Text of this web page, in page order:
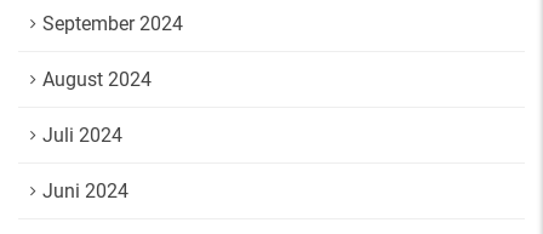
September 2024
August 2024
Juli 2024
Juni 2024